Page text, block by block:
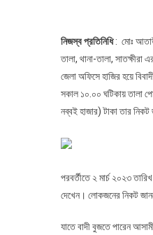
নিজস্ব প্রতিনিধি: মোঃ
তালা, থানা-তালা, সাতক্ষীরা
জেলা অফিসে হাজির হয়ে
সকাল ১০.০০ ঘটিকায় তালা
নব্বই হাজার) টাকা তার
পরবর্তীতে ২ মার্চ ২০২৩
দেখেন। লোকজনের নিকট
যাতে বাদী বুজতে পারেন